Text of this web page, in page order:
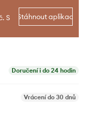
S
Stáhnout aplikaci
Doručení i do 24 hodin
Vrácení do 30 dnů